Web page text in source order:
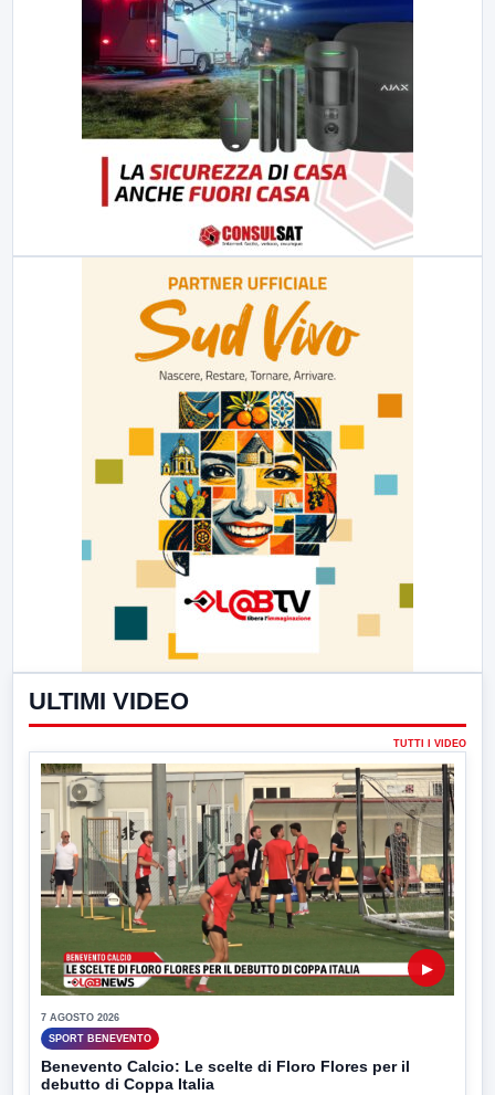
ULTIMI VIDEO
TUTTI I VIDEO
▶
7 AGOSTO 2026
SPORT BENEVENTO
Benevento Calcio: Le scelte di Floro Flores per il
debutto di Coppa Italia